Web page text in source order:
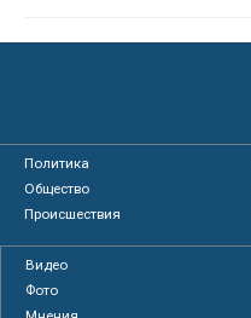
Политика
Общество
Происшествия
Видео
Фото